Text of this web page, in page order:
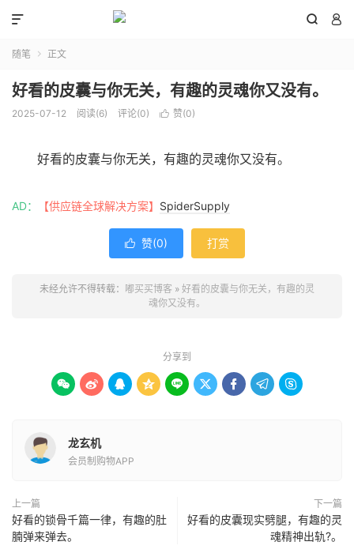
 

随笔  正文
好看的皮囊与你无关，有趣的灵魂你又没有。
2025-07-12 阅读(6) 评论(0)  赞(0)
好看的皮囊与你无关，有趣的灵魂你又没有。
AD： 【供应链全球解决方案】 SpiderSupply
 赞(0) 打赏
未经允许不得转载： 嘟买买博客 » 好看的皮囊与你无关，有趣的灵
魂你又没有。
分享到
        
龙玄机
会员制购物APP
上一篇
好看的锁骨千篇一律，有趣的肚
腩弹来弹去。
下一篇
好看的皮囊现实劈腿，有趣的灵
魂精神出轨?。